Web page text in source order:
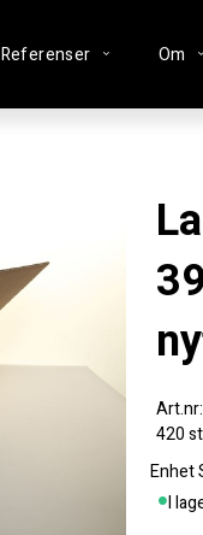
Referenser Om
Lagerlåda
420
Enhet
I